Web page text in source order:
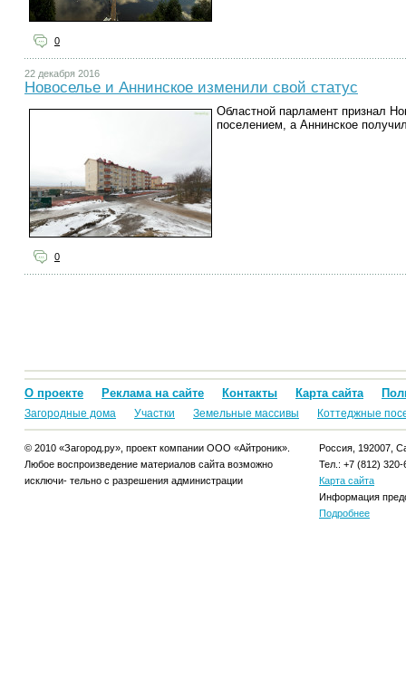
0
22 декабря 2016
Новоселье и Аннинское изменили свой статус
Областной парламент признал
поселением, а Аннинское
0
О проекте Реклама на сайте Контакты Карта сайта
Загородные дома Участки Земельные массивы Коттеджные
© 2010 «Загород.ру», проект компании ООО «Айтроник».
Любое воспроизведение материалов сайта возможно
исключи- тельно с разрешения администрации
Россия, 192007,
Тел.: +7 (812) 320-
Карта сайта
Информация
Подробнее